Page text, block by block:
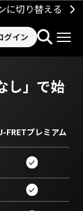
に切り替える
グイン
し」で始
FRETプレミアム